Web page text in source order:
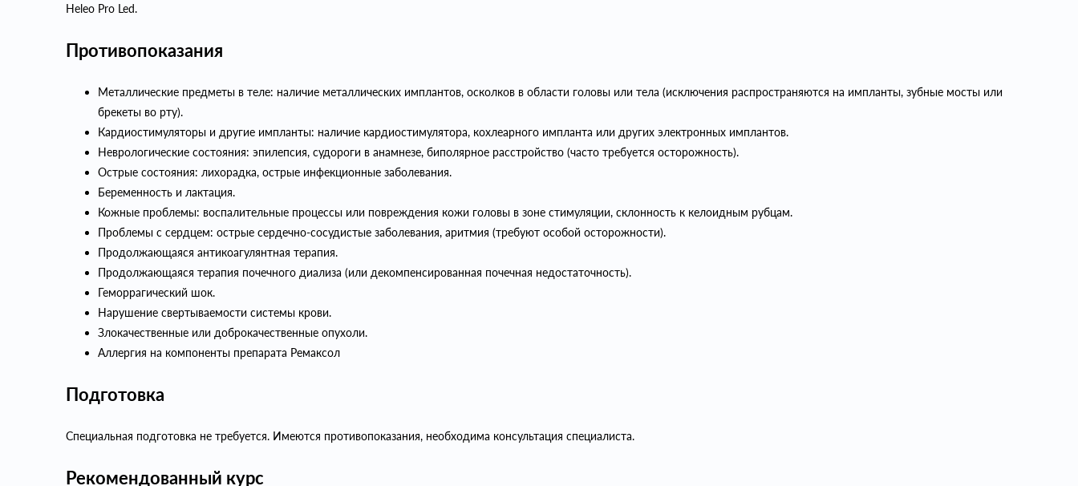
Heleo Pro Led.
Противопоказания
Металлические предметы в теле: наличие металлических имплантов, осколков в области головы или тела (исключения распространяются на импланты, зубные мосты или
брекеты во рту).
Кардиостимуляторы и другие импланты: наличие кардиостимулятора, кохлеарного импланта или других электронных имплантов.
Неврологические состояния: эпилепсия, судороги в анамнезе, биполярное расстройство (часто требуется осторожность).
Острые состояния: лихорадка, острые инфекционные заболевания.
Беременность и лактация.
Кожные проблемы: воспалительные процессы или повреждения кожи головы в зоне стимуляции, склонность к келоидным рубцам.
Проблемы с сердцем: острые сердечно-сосудистые заболевания, аритмия (требуют особой осторожности).
Продолжающаяся антикоагулянтная терапия.
Продолжающаяся терапия почечного диализа (или декомпенсированная почечная недостаточность).
Геморрагический шок.
Нарушение свертываемости системы крови.
Злокачественные или доброкачественные опухоли.
Аллергия на компоненты препарата Ремаксол
Подготовка
Специальная подготовка не требуется. Имеются противопоказания, необходима консультация специалиста.
Рекомендованный курс